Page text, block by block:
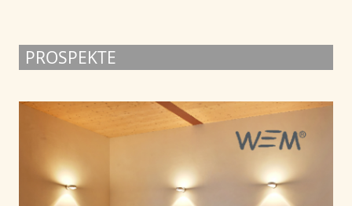
PROSPEKTE